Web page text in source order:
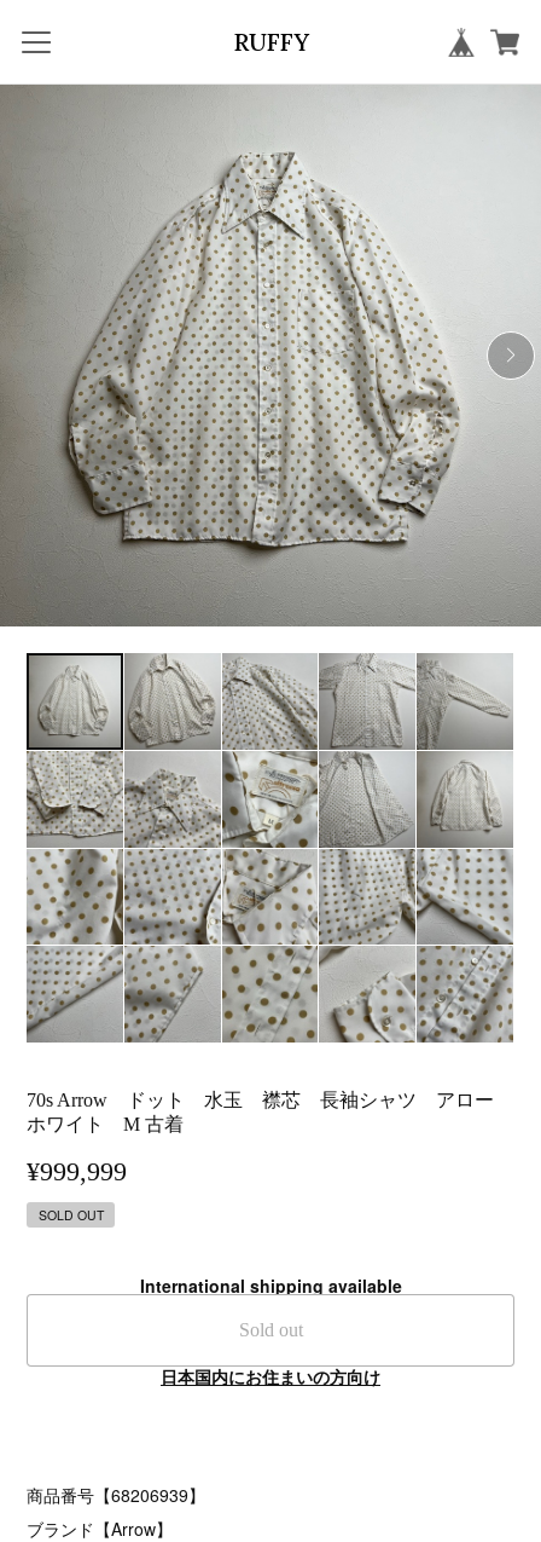
RUFFY
70s Arrow ドット 水玉 襟芯 長袖シャツ アロー
ホワイト M 古着
¥999,999
SOLD OUT
International shipping available
Sold out
日本国内にお住まいの方向け
商品番号【68206939】
ブランド【Arrow】